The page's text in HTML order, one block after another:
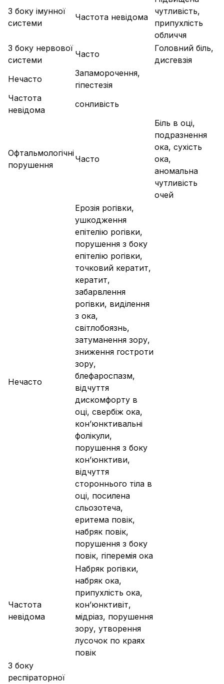
З боку імунної
системи
Частота невідома
чутливість,
припухлість
обличчя
З боку нервової
системи
Часто
Головний біль,
дисгевзія
Нечасто
Запаморочення,
гіпестезія
Частота
невідома
сонливість
Офтальмологічні
порушення
Часто
Біль в оці,
подразнення
ока, сухість
ока,
аномальна
чутливість
очей
Нечасто
Ерозія рогівки,
ушкодження
епітелію рогівки,
порушення з боку
епітелію рогівки,
точковий кератит,
кератит,
забарвлення
рогівки, виділення
з ока,
світлобоязнь,
затуманення зору,
зниження гостроти
зору,
блефароспазм,
відчуття
дискомфорту в
оці, свербіж ока,
кон’юнктивальні
фолікули,
порушення з боку
кон’юнктиви,
відчуття
стороннього тіла в
оці, посилена
сльозотеча,
еритема повік,
набряк повік,
порушення з боку
повік, гіперемія ока
Частота
невідома
Набряк рогівки,
набряк ока,
припухлість ока,
кон’юнктивіт,
мідріаз, порушення
зору, утворення
лусочок по краях
повік
З боку
респіраторної